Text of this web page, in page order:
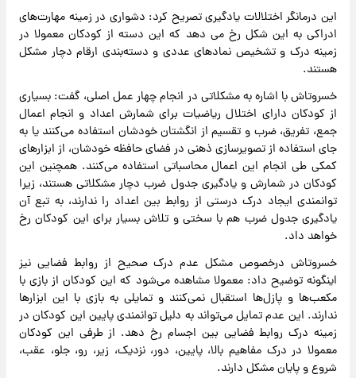
این درمانگر اختلالات یادگیری تصریح کرد: دشواری‌ در زمینه مهارت‌های
ادراکی به این شکل رخ می دهد که این دسته از کودکان معمولا در
زمینه درک و تشخیص نمادهای عددی و دسته‌بندی ارقام دچار مشکل
هستند.
خسروتاش با اشاره به مشکلاتی در انجام چهار عمل اصلی، گفت: بسیاری
از کودکان دارای اختلال ریاضیات برای شمارش اعداد و انجام اعمال
جمع، تفریق، ضرب و تقسیم از انگشتان خودشان استفاده می‌کنند یا به
جای استفاده از تصویرسازی ذهنی در فضای حافظه خودشان، از ابزارهای
کمکی طی انجام این اعمال محاسباتی استفاده می‌کنند. همچنین این
کودکان در شمارش و یادگیری جدول ضرب دچار مشکلاتی هستند، زیرا
توانمندی ایجاد درک درستی از روابط بین اعداد را ندارند، به تبع آن
یادگیری جدول ضرب هم با سختی و تلاش بسیار برای این کودکان رخ
خواهد داد.
خسروتاش درخصوص مشکل عدم درک صحیح از روابط فضایی نیز
اینگونه توضیح داد: معمولا مشاهده می‌شود که این کودکان از بازی با
مکعب‌ها و پازل‌ها استقبال نمی‌کنند و تمایلی به بازی با این ابزارها
ندارند. این عدم تمایل می‌تواند به دلیل توانمندی پایین این کودکان در
زمینه درک روابط فضایی بین اجسام رخ دهد. از طرفی این کودکان
معمولا در درک مفاهیم بالا، پایین، دور، نزدیک، زیر، رو، جلو، عقب،
شروع و پایان مشکل دارند.